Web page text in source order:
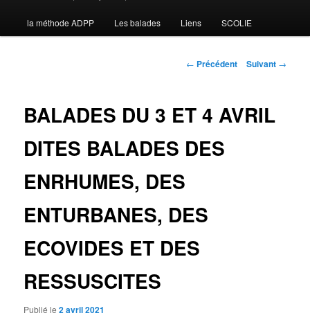
contenu
la méthode ADPP Les balades Liens SCOLIE
Navigation
← Précédent Suivant →
BALADES DU 3 ET 4 AVRIL
DITES BALADES DES
ENRHUMES, DES
ENTURBANES, DES
ECOVIDES ET DES
RESSUSCITES
Publié le2 avril 2021